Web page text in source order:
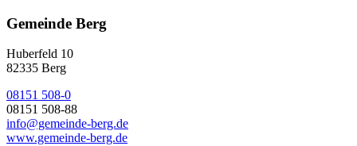
Gemeinde Berg
Huberfeld 10
82335 Berg
08151 508-0
08151 508-88
info@gemeinde-berg.de
www.gemeinde-berg.de